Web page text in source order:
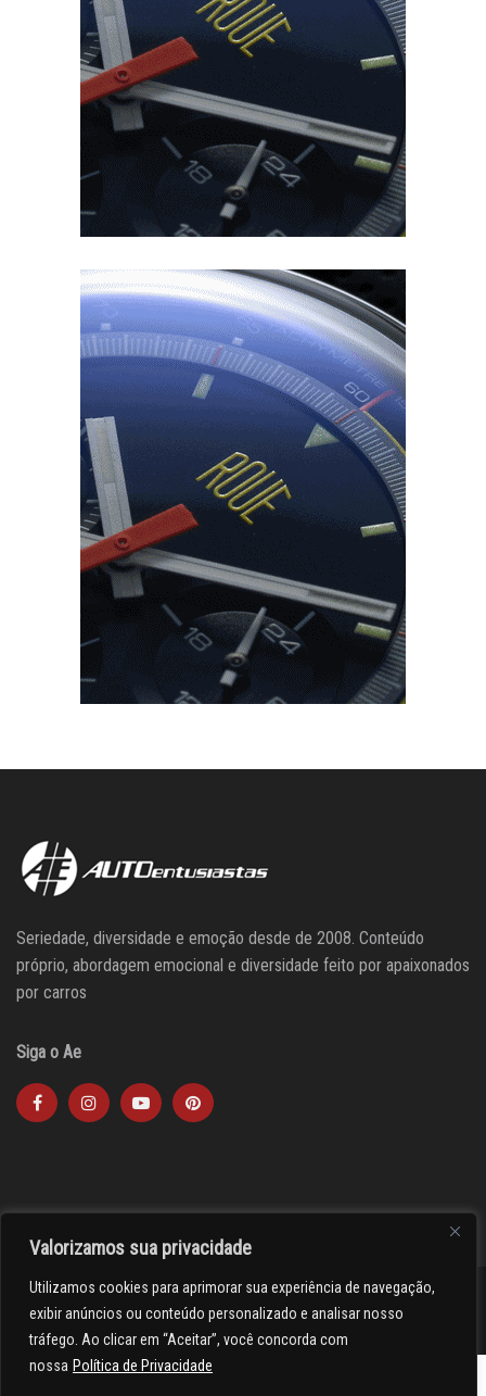
Valorizamos sua privacidade
Utilizamos cookies para aprimorar sua experiência de navegação,
exibir anúncios ou conteúdo personalizado e analisar nosso
tráfego. Ao clicar em “Aceitar”, você concorda com
nossa Política de Privacidade
Seriedade, diversidade e emoção desde de 2008. Conteúdo
próprio, abordagem emocional e diversidade feito por apaixonados
por carros
Siga o Ae
><(((º> 17